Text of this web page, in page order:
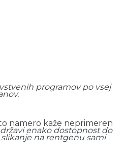
programov po vsej
namero kaže neprimeren
enako dostopnost do
na rentgenu sami